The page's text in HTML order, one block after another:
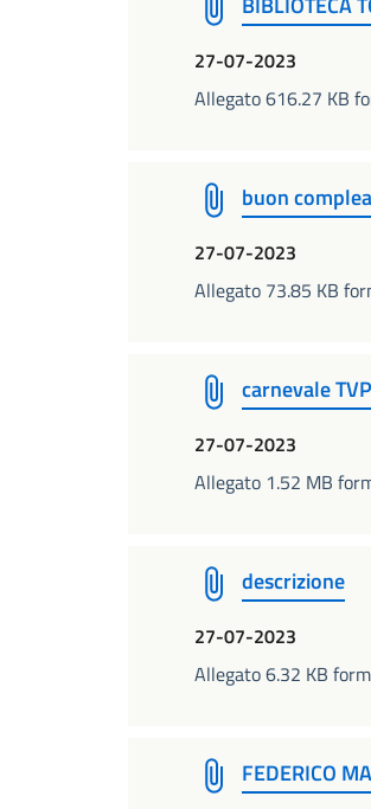
27-07-2023
Allegato 616.27 KB
buon
27-07-2023
Allegato 73.85 KB
carnevale TVP
27-07-2023
Allegato 1.52 MB
descrizione
27-07-2023
Allegato 6.32 KB
FEDERICO